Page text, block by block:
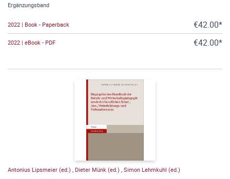
Ergänzungsband
2022 | Book - Paperback €42.00*
2022 | eBook - PDF €42.00*
Antonius Lipsmeier (ed.) Dieter Münk (ed.) Simon Lehmkuhl (ed.)